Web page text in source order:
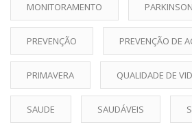
MONITORAMENTO PARKINSON
PREVENÇÃO PREVENÇÃO DE
PRIMAVERA QUALIDADE DE
SAUDE SAUDÁVEIS